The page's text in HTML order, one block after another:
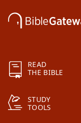
READ
THE BIBLE
STUDY
TOOLS